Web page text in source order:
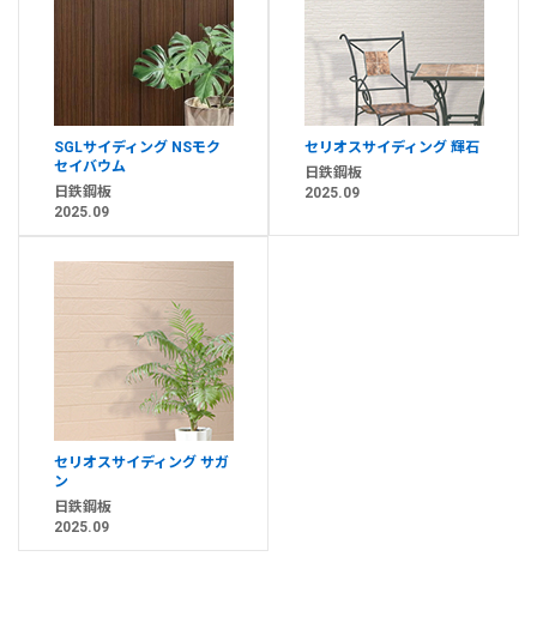
SGLサイディング NSモク
セイバウム
日鉄鋼板
2025.09
セリオスサイディング 輝石
日鉄鋼板
2025.09
セリオスサイディング サガ
ン
日鉄鋼板
2025.09